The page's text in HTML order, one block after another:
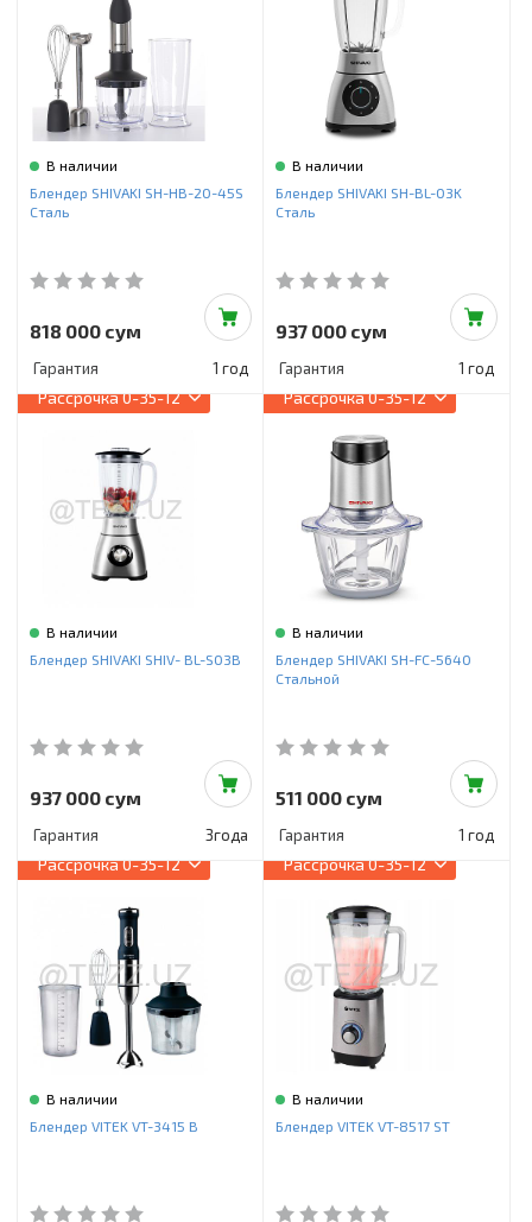
В наличии
Блендер SHIVAKI SH-HB-20-45S
Сталь
818 000 сум
Гарантия 1 год
В наличии
Блендер SHIVAKI SH-BL-03K
Сталь
937 000 сум
Гарантия 1 год
Рассрочка0-35-12
В наличии
Блендер SHIVAKI SHIV- BL-S03B
937 000 сум
Гарантия 3года
Рассрочка0-35-12
В наличии
Блендер SHIVAKI SH-FC-5640
Стальной
511 000 сум
Гарантия 1 год
Рассрочка0-35-12
В наличии
Блендер VITEK VT-3415 B
Рассрочка0-35-12
В наличии
Блендер VITEK VT-8517 ST